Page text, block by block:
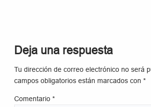
Deja una respuesta
Tu dirección de correo electrónico no será
campos obligatorios están marcados con*
Comentario*